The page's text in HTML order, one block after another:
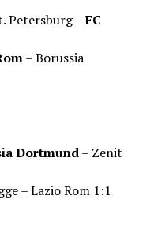
Petersburg –FC
– Borussia
Dortmund– Zenit
– Lazio Rom 1:1